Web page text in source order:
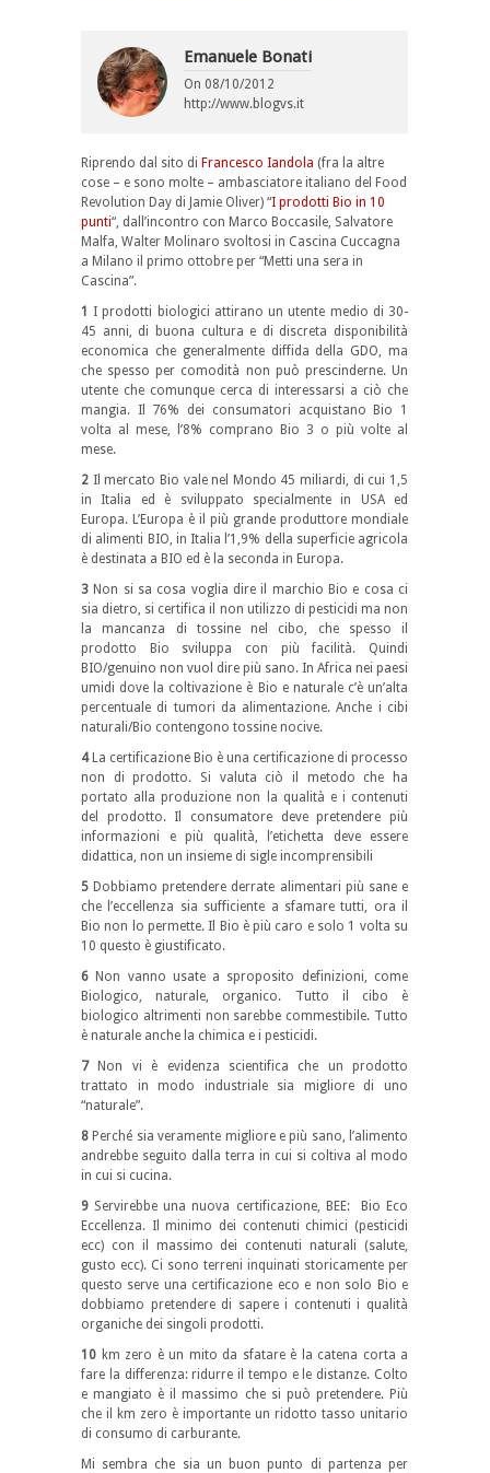
Emanuele Bonati
On 08/10/2012
http://www.blogvs.it
Riprendo dal sito di Francesco Iandola (fra la altre
cose – e sono molte – ambasciatore italiano del Food
Revolution Day di Jamie Oliver) “I prodotti Bio in 10
punti“, dall’incontro con Marco Boccasile, Salvatore
Malfa, Walter Molinaro svoltosi in Cascina Cuccagna
a Milano il primo ottobre per “Metti una sera in
Cascina”.
1 I prodotti biologici attirano un utente medio di 30-
45 anni, di buona cultura e di discreta disponibilità
economica che generalmente diffida della GDO, ma
che spesso per comodità non può prescinderne. Un
utente che comunque cerca di interessarsi a ciò che
mangia. Il 76% dei consumatori acquistano Bio 1
volta al mese, l’8% comprano Bio 3 o più volte al
mese.
2 Il mercato Bio vale nel Mondo 45 miliardi, di cui 1,5
in Italia ed è sviluppato specialmente in USA ed
Europa. L’Europa è il più grande produttore mondiale
di alimenti BIO, in Italia l’1,9% della superficie agricola
è destinata a BIO ed è la seconda in Europa.
3Non si sa cosa voglia dire il marchio Bio e cosa ci
sia dietro, si certifica il non utilizzo di pesticidi ma non
la mancanza di tossine nel cibo, che spesso il
prodotto Bio sviluppa con più facilità. Quindi
BIO/genuino non vuol dire più sano. In Africa nei paesi
umidi dove la coltivazione è Bio e naturale c’è un’alta
percentuale di tumori da alimentazione. Anche i cibi
naturali/Bio contengono tossine nocive.
4La certificazione Bio è una certificazione di processo
non di prodotto. Si valuta ciò il metodo che ha
portato alla produzione non la qualità e i contenuti
del prodotto. Il consumatore deve pretendere più
informazioni e più qualità, l’etichetta deve essere
didattica, non un insieme di sigle incomprensibili
5Dobbiamo pretendere derrate alimentari più sane e
che l’eccellenza sia sufficiente a sfamare tutti, ora il
Bio non lo permette. Il Bio è più caro e solo 1 volta su
10 questo è giustificato.
6Non vanno usate a sproposito definizioni, come
Biologico, naturale, organico. Tutto il cibo è
biologico altrimenti non sarebbe commestibile. Tutto
è naturale anche la chimica e i pesticidi.
7Non vi è evidenza scientifica che un prodotto
trattato in modo industriale sia migliore di uno
“naturale”.
8Perché sia veramente migliore e più sano, l’alimento
andrebbe seguito dalla terra in cui si coltiva al modo
in cui si cucina.
9 Servirebbe una nuova certificazione, BEE: Bio Eco
Eccellenza. Il minimo dei contenuti chimici (pesticidi
ecc) con il massimo dei contenuti naturali (salute,
gusto ecc). Ci sono terreni inquinati storicamente per
questo serve una certificazione eco e non solo Bio e
dobbiamo pretendere di sapere i contenuti i qualità
organiche dei singoli prodotti.
10 km zero è un mito da sfatare è la catena corta a
fare la differenza: ridurre il tempo e le distanze. Colto
e mangiato è il massimo che si può pretendere. Più
che il km zero è importante un ridotto tasso unitario
di consumo di carburante.
Mi sembra che sia un buon punto di partenza per